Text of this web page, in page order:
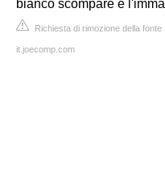
bianco scompare e
Richiesta di rimozione della fonte
it.joecomp.com